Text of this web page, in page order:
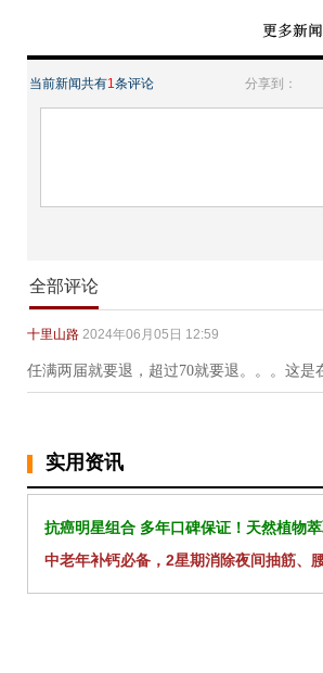
当前新闻共有1条评论 分享到：
全部评论
十里山路 2024年06月05日 12:59
任满两届就要退，超过70就要退。。。这是
实用资讯
抗癌明星组合 多年口碑保证！天然植物
中老年补钙必备，2星期消除夜间抽筋、